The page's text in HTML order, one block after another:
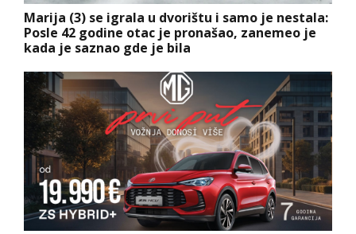
Marija (3) se igrala u dvorištu i samo je nestala:
Posle 42 godine otac je pronašao, zanemeo je
kada je saznao gde je bila